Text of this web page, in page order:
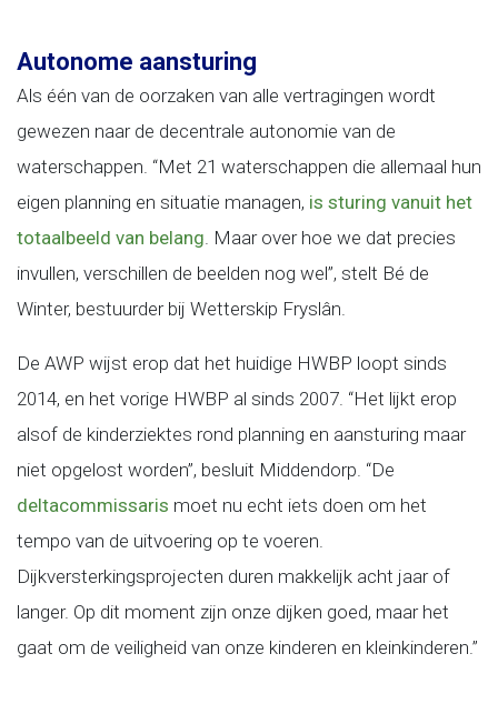
Autonome aansturing
Als één van de oorzaken van alle vertragingen wordt
gewezen naar de decentrale autonomie van de
waterschappen. “Met 21 waterschappen die allemaal hun
eigen planning en situatie managen, is sturing vanuit het
totaalbeeld van belang. Maar over hoe we dat precies
invullen, verschillen de beelden nog wel”, stelt Bé de
Winter, bestuurder bij Wetterskip Fryslân.
De AWP wijst erop dat het huidige HWBP loopt sinds
2014, en het vorige HWBP al sinds 2007. “Het lijkt erop
alsof de kinderziektes rond planning en aansturing maar
niet opgelost worden”, besluit Middendorp. “De
deltacommissaris moet nu echt iets doen om het
tempo van de uitvoering op te voeren.
Dijkversterkingsprojecten duren makkelijk acht jaar of
langer. Op dit moment zijn onze dijken goed, maar het
gaat om de veiligheid van onze kinderen en kleinkinderen.”